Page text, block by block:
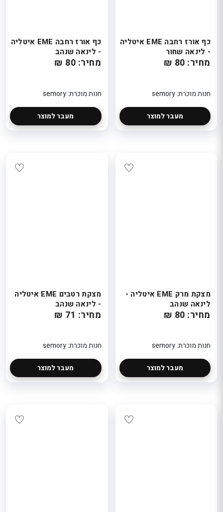
כף אורז רחבה EME איטליה
- לינאה שחור
מחיר: 80 ₪
חנות מוכרת: semory
מעבר למוצר
כף אורז רחבה EME איטליה
- לינאה שנהב
מחיר: 80 ₪
חנות מוכרת: semory
מעבר למוצר
מצקת מרק EME איטליה -
לינאה שנהב
מחיר: 80 ₪
חנות מוכרת: semory
מעבר למוצר
מצקת רטבים EME איטליה
- לינאה שנהב
מחיר: 71 ₪
חנות מוכרת: semory
מעבר למוצר